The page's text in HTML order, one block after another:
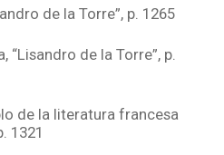
de la Torre”, p. 1265
“Lisandro de la Torre”, p.
de la literatura francesa
1321